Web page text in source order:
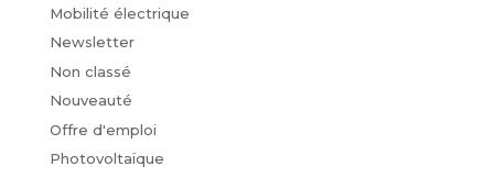
Mobilité électrique
Newsletter
Non classé
Nouveauté
Offre d'emploi
Photovoltaïque